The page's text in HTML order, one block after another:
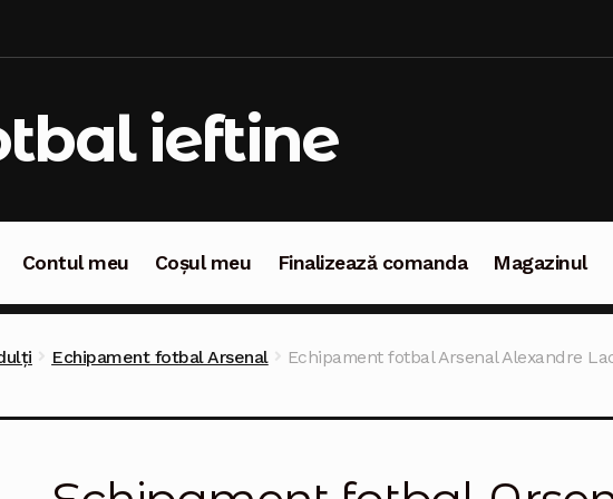
ieftine
Contul meu Coșul meu Finalizează comanda Magazinul
Echipament fotbal Arsenal
Echipament fotbal Arsenal Alexandre